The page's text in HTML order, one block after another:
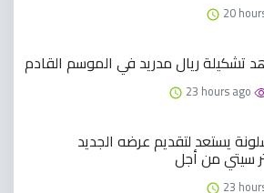
20
تشكيلة ريال مدريد في الموسم القادم
23 hours ago
يستعد لتقديم عرضه الجديد
23